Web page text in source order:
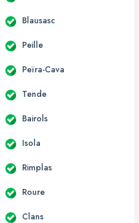
Blausasc
Peille
Peïra-Cava
Tende
Bairols
Isola
Rimplas
Roure
Clans